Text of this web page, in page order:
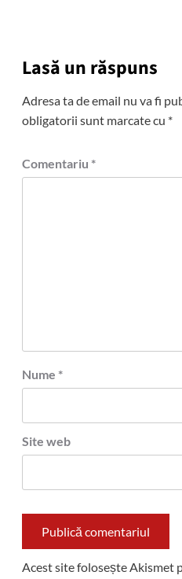
Lasă un răspuns
Adresa ta de email nu va fi
obligatorii sunt marcate cu *
Comentariu *
Nume *
Site web
Acest site folosește Akismet